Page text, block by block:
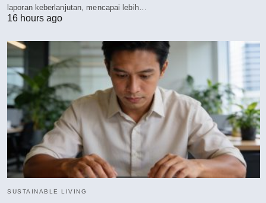
laporan keberlanjutan, mencapai lebih…
16 hours ago
SUSTAINABLE LIVING